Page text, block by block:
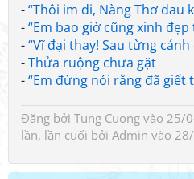
-“Thôi im đi, Nàng Thơ đau
-“Em bao giờ cũng xinh
-“Vĩ đại thay! Sau từng cánh
-Thửa ruộng chưa gặt
-“Em đừng nói rằng đã giết
Đăng bởi Tung Cuong vào 25/
lần, lần cuối bởi Admin vào